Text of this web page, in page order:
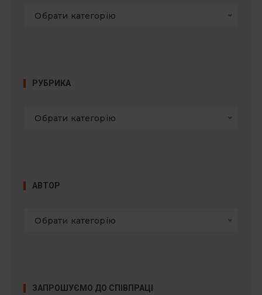
Обрати категорію
РУБРИКА
Обрати категорію
АВТОР
Обрати категорію
ЗАПРОШУЄМО ДО СПІВПРАЦІ